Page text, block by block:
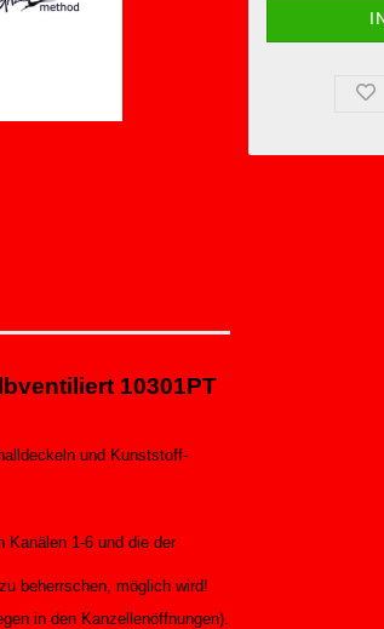
10301PT
und Kunststoff-
Kanälen 1-6 und die der
beherrschen, möglich wird!
in den Kanzellenöffnungen).